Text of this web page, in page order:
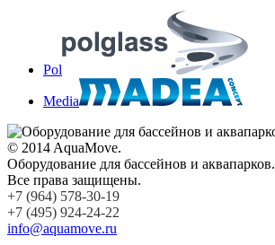
Pol
Media
© 2014 AquaMove.
Оборудование для бассейнов и аквапарков.
Все права защищены.
+7 (964) 578-30-19
+7 (495) 924-24-22
info@aquamove.ru